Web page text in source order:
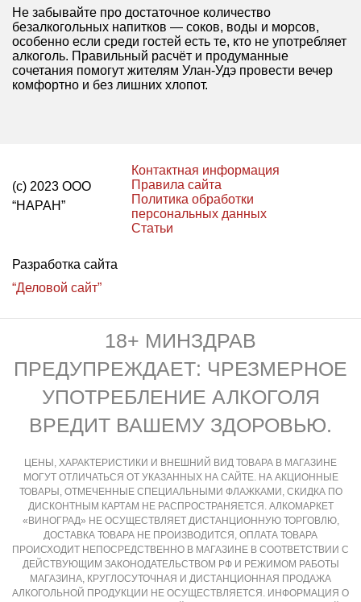
Не забывайте про достаточное количество
безалкогольных напитков — соков, воды и морсов,
особенно если среди гостей есть те, кто не употребляет
алкоголь. Правильный расчёт и продуманные
сочетания помогут жителям Улан-Удэ провести вечер
комфортно и без лишних хлопот.
(с) 2023 ООО
“НАРАН”
Контактная информация
Правила сайта
Политика обработки
персональных данных
Статьи
Разработка сайта
“Деловой сайт”
18+ МИНЗДРАВ
ПРЕДУПРЕЖДАЕТ: ЧРЕЗМЕРНОЕ
УПОТРЕБЛЕНИЕ АЛКОГОЛЯ
ВРЕДИТ ВАШЕМУ ЗДОРОВЬЮ.
ЦЕНЫ, ХАРАКТЕРИСТИКИ И ВНЕШНИЙ ВИД ТОВАРА В МАГАЗИНЕ
МОГУТ ОТЛИЧАТЬСЯ ОТ УКАЗАННЫХ НА САЙТЕ. НА АКЦИОННЫЕ
ТОВАРЫ, ОТМЕЧЕННЫЕ СПЕЦИАЛЬНЫМИ ФЛАЖКАМИ, СКИДКА ПО
ДИСКОНТНЫМ КАРТАМ НЕ РАСПРОСТРАНЯЕТСЯ. АЛКОМАРКЕТ
«ВИНОГРАД» НЕ ОСУЩЕСТВЛЯЕТ ДИСТАНЦИОННУЮ ТОРГОВЛЮ,
ДОСТАВКА ТОВАРА НЕ ПРОИЗВОДИТСЯ, ОПЛАТА ТОВАРА
ПРОИСХОДИТ НЕПОСРЕДСТВЕННО В МАГАЗИНЕ В СООТВЕТСТВИИ С
ДЕЙСТВУЮЩИМ ЗАКОНОДАТЕЛЬСТВОМ РФ И РЕЖИМОМ РАБОТЫ
МАГАЗИНА, КРУГЛОСУТОЧНАЯ И ДИСТАНЦИОННАЯ ПРОДАЖА
АЛКОГОЛЬНОЙ ПРОДУКЦИИ НЕ ОСУЩЕСТВЛЯЕТСЯ. ИНФОРМАЦИЯ О